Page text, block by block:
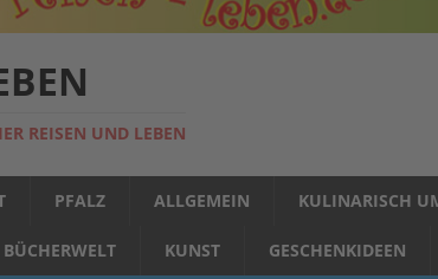
REISEN UND LEBEN
PFALZ ALLGEMEIN KULINARISCH
KUNST GESCHENKIDEEN